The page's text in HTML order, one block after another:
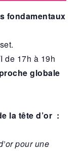
fondamentaux
de 17h à 19h
globale
la tête d’or :
pour une